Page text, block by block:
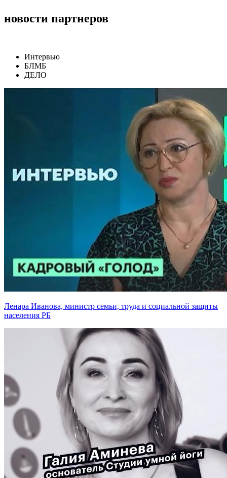
новости партнеров
Интервью
БЛМБ
ДЕЛО
Ленара Иванова, министр семьи, труда и социальной защиты
населения РБ